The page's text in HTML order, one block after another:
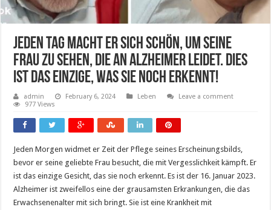
Jeden Tag macht er sich schön, um seine
Frau zu sehen, die an Alzheimer leidet. Dies
ist das Einzige, was sie noch erkennt!
admin February 6, 2024 Leben
Leave a comment
977 Views
Jeden Morgen widmet er Zeit der Pflege seines Erscheinungsbilds,
bevor er seine geliebte Frau besucht, die mit Vergesslichkeit kämpft. Er
ist das einzige Gesicht, das sie noch erkennt. Es ist der 16. Januar 2023.
Alzheimer ist zweifellos eine der grausamsten Erkrankungen, die das
Erwachsenenalter mit sich bringt. Sie ist eine Krankheit mit